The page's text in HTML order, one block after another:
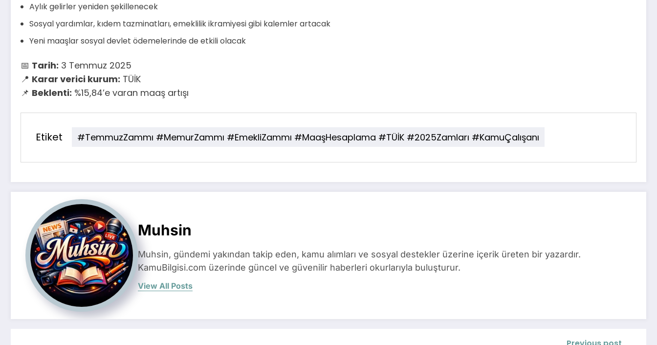
Aylık gelirler yeniden şekillenecek
Sosyal yardımlar, kıdem tazminatları, emeklilik ikramiyesi gibi kalemler artacak
Yeni maaşlar sosyal devlet ödemelerinde de etkili olacak
📅 Tarih: 3 Temmuz 2025
📍 Karar verici kurum: TÜİK
📌 Beklenti: %15,84’e varan maaş artışı
Etiket #TemmuzZammı #MemurZammı #EmekliZammı #MaaşHesaplama #TÜİK #2025Zamları #KamuÇalışanı
Muhsin
Muhsin, gündemi yakından takip eden, kamu alımları ve sosyal destekler üzerine içerik üreten bir yazardır.
KamuBilgisi.com üzerinde güncel ve güvenilir haberleri okurlarıyla buluşturur.
View All Posts